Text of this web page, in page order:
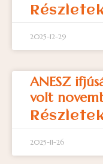
2025-12-29
ANESZ
volt
2025-11-26